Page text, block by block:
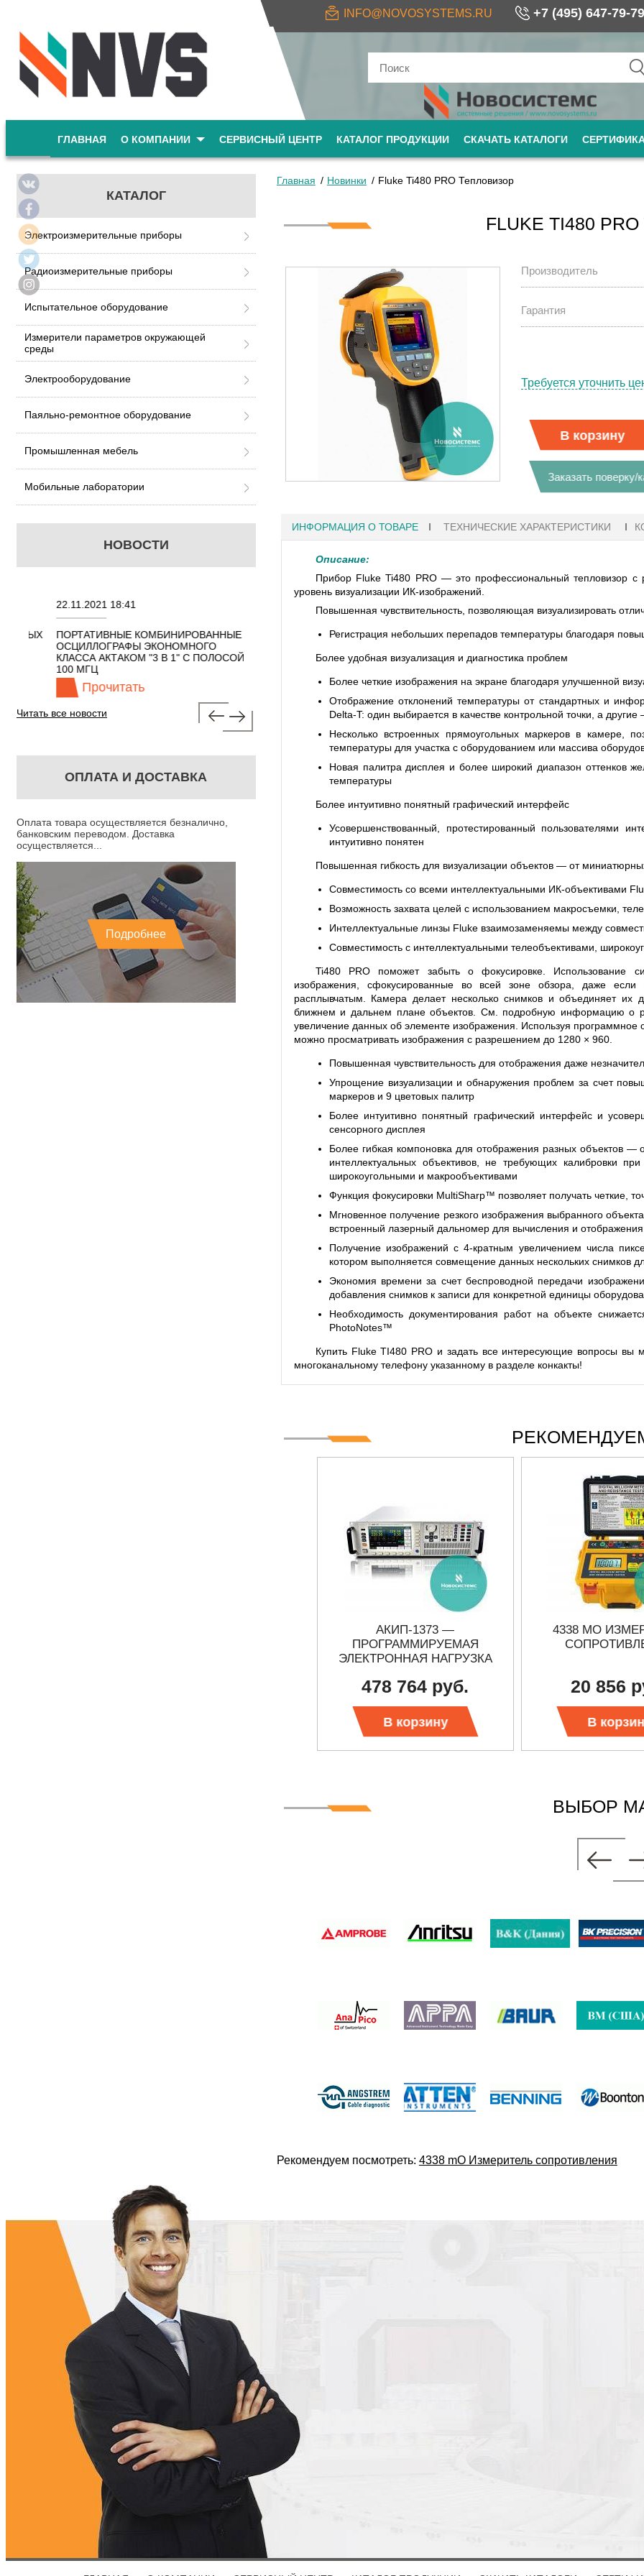
INFO@NOVOSYSTEMS.RU +7 (495) 647-79-79
ГЛАВНАЯ О КОМПАНИИ СЕРВИСНЫЙ ЦЕНТР КАТАЛОГ ПРОДУКЦИИ СКАЧАТЬ КАТАЛОГИ
КАТАЛОГ
Электроизмерительные приборы
Радиоизмерительные приборы
Испытательное оборудование
Измерители параметров окружающей
среды
Электрооборудование
Паяльно-ремонтное оборудование
Промышленная мебель
Мобильные лаборатории
НОВОСТИ
22.11.2021 18:41
ПОРТАТИВНЫЕ КОМБИНИРОВАННЫЕ
ОСЦИЛЛОГРАФЫ ЭКОНОМНОГО
КЛАССА АКТАКОМ "3 В 1" С ПОЛОСОЙ
100 МГЦ
Прочитать
02.08.2021 18:41
ОСЦИЛЛОГРАФЫ KEYSIGHT
Прочитать
В НАЛИЧИИ! ZVH8, АНАЛИЗАТОР
(ГОСРЕЕСТР РФ)
Прочитать
Читать все новости
ОПЛАТА И ДОСТАВКА
Оплата товара осуществляется безналично,
банковским переводом. Доставка
осуществляется...
Подробнее
Главная Новинки Fluke Ti480 PRO Тепловизор
FLUKE TI480
Производитель
Гарантия
Требуется уточнить
В корзину
Заказать поверку/
ИНФОРМАЦИЯ О ТОВАРЕ ТЕХНИЧЕСКИЕ ХАРАКТЕРИСТИКИ
Описание:
Прибор Fluke Ti480 PRO — это профессиональный тепловизор
уровень визуализации ИК-изображений.
Повышенная чувствительность, позволяющая визуализировать
Регистрация небольших перепадов температуры благодаря
Более удобная визуализация и диагностика проблем
Более четкие изображения на экране благодаря улучшенной
Отображение отклонений температуры от стандартных и
Delta-T: один выбирается в качестве контрольной точки, а
Несколько встроенных прямоугольных маркеров в камере,
температуры для участка с оборудованием или массива
Новая палитра дисплея и более широкий диапазон оттенков
температуры
Более интуитивно понятный графический интерфейс
Усовершенствованный, протестированный пользователями
интуитивно понятен
Повышенная гибкость для визуализации объектов — от
Совместимость со всеми интеллектуальными ИК-объективами
Возможность захвата целей с использованием макросъемки,
Интеллектуальные линзы Fluke взаимозаменяемы между
Совместимость с интеллектуальными телеобъективами,
Ti480 PRO поможет забыть о фокусировке. Использование
изображения, сфокусированные во всей зоне обзора, даже
расплывчатым. Камера делает несколько снимков и объединяет их
ближнем и дальнем плане объектов. См. подробную информацию о
увеличение данных об элементе изображения. Используя
можно просматривать изображения с разрешением до 1280 × 960.
Повышенная чувствительность для отображения даже
Упрощение визуализации и обнаружения проблем за счет
маркеров и 9 цветовых палитр
Более интуитивно понятный графический интерфейс и
сенсорного дисплея
Более гибкая компоновка для отображения разных
интеллектуальных объективов, не требующих калибровки
широкоугольными и макрообъективами
Функция фокусировки MultiSharp™ позволяет получать четкие,
Мгновенное получение резкого изображения выбранного
встроенный лазерный дальномер для вычисления и отображения
Получение изображений с 4-кратным увеличением числа
котором выполняется совмещение данных нескольких снимков
Экономия времени за счет беспроводной передачи
добавления снимков к записи для конкретной единицы
Необходимость документирования работ на объекте
PhotoNotes™
Купить Fluke TI480 PRO и задать все интересующие вопросы
многоканальному телефону указанному в разделе конкакты!
АКИП-1373 —
ПРОГРАММИРУЕМАЯ
ЭЛЕКТРОННАЯ НАГРУЗКА
ПЕРЕМЕННОГО ТОКА
478 764 руб.
В корзину
4338 MO
20 856
В
ВЫБОР
Рекомендуем посмотреть: 4338 mO Измеритель сопротивления